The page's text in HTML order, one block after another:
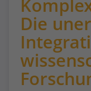
Die